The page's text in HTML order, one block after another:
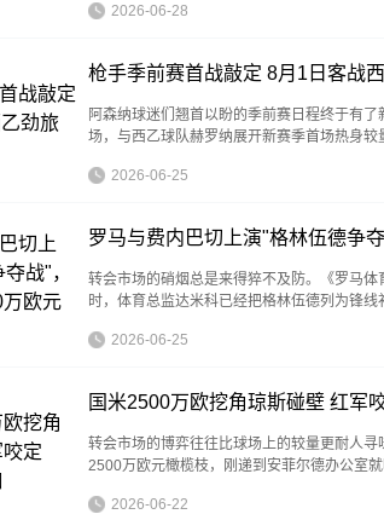
2026-06-28
枪手季前赛首战敲定 8月1日客战
阿森纳球迷们翘首以盼的季前赛日程终于有
场，与西乙球队赫罗纳展开新赛季首场热身
2026-06-25
罗马与费内巴切上演"格林伍德争
转会市场的硝烟总是来得猝不及防。《罗马
时，体育总监达米科已经把格林伍德列为锋
2026-06-25
国米2500万欧挖角琼斯碰壁 红军
转会市场的博弈往往比球场上的较量更耐人
2500万欧元橄榄枝，刚递到安菲尔德办公室
2026-06-22